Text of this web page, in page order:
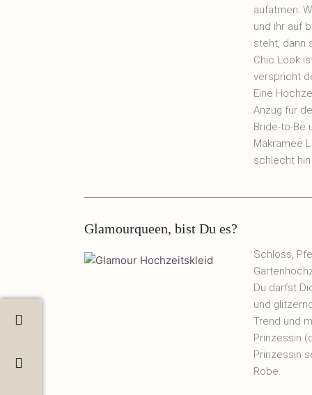
aufatmen.
und ihr auf
steht, dann
Chic Look
verspricht
Eine
Anzug für
Bride-to-Be
Makramee
schlecht
Glamourqueen, bist Du es?
Schloss,
Du darfst
und
Trend und
Prinzessin
Prinzessin
Robe.